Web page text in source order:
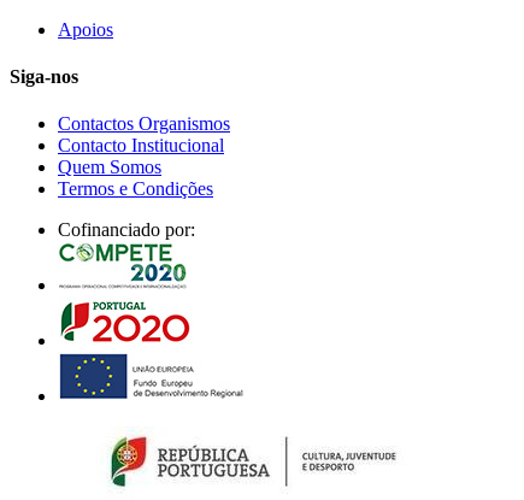
Apoios
Siga-nos
Contactos Organismos
Contacto Institucional
Quem Somos
Termos e Condições
Cofinanciado por: